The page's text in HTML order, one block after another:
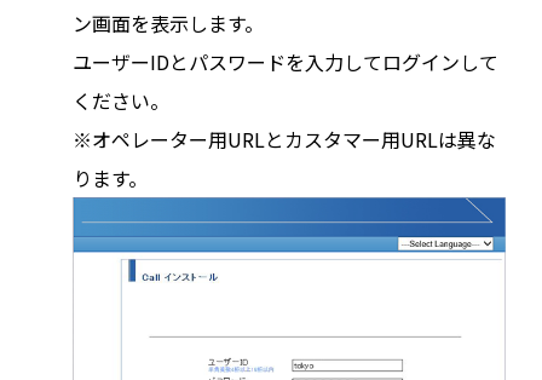
ン画面を表示します。
ユーザーIDとパスワードを入力してログインして
ください。
※オペレーター用URLとカスタマー用URLは異な
ります。